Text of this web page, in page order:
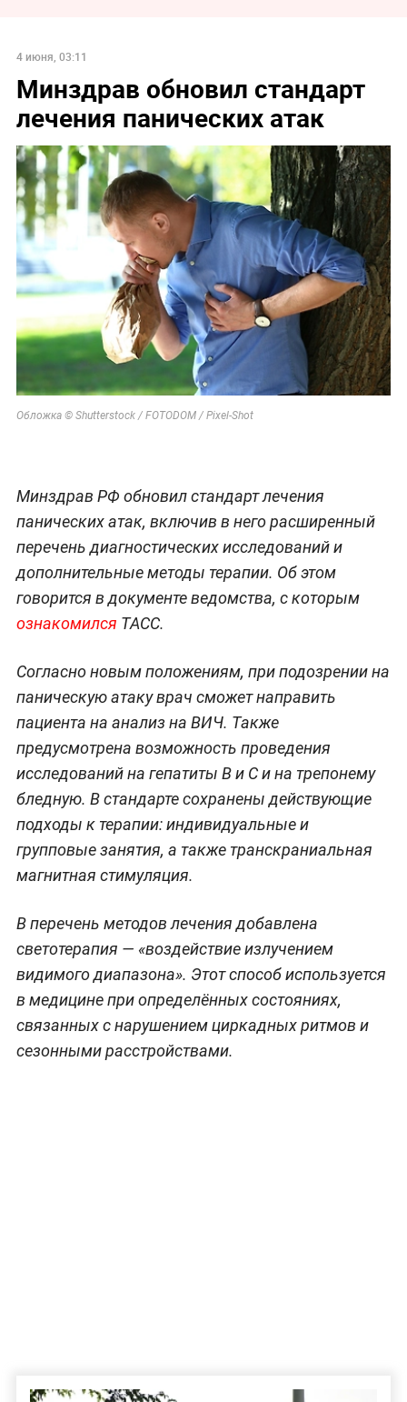
4 июня, 03:11
Минздрав обновил стандарт
лечения панических атак
Обложка © Shutterstock / FOTODOM / Pixel-Shot
Минздрав РФ обновил стандарт лечения
панических атак, включив в него расширенный
перечень диагностических исследований и
дополнительные методы терапии. Об этом
говорится в документе ведомства, с которым
ознакомился ТАСС.
Согласно новым положениям, при подозрении на
паническую атаку врач сможет направить
пациента на анализ на ВИЧ. Также
предусмотрена возможность проведения
исследований на гепатиты B и C и на трепонему
бледную. В стандарте сохранены действующие
подходы к терапии: индивидуальные и
групповые занятия, а также транскраниальная
магнитная стимуляция.
В перечень методов лечения добавлена
светотерапия — «воздействие излучением
видимого диапазона». Этот способ используется
в медицине при определённых состояниях,
связанных с нарушением циркадных ритмов и
сезонными расстройствами.